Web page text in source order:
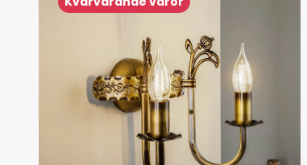
bildgalleriet